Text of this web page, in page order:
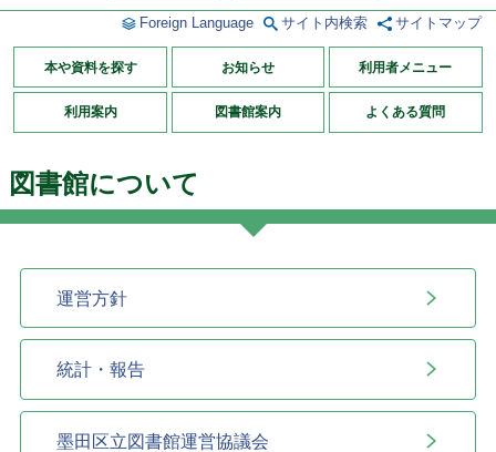
Foreign Language サイト内検索 サイトマップ
本や資料を探す お知らせ 利用者メニュー
利用案内 図書館案内 よくある質問
図書館について
運営方針
統計・報告
墨田区立図書館運営協議会